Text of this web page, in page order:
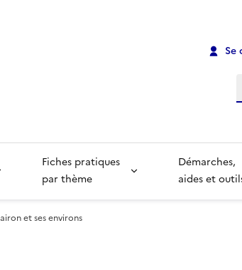
Se
Fiches pratiques
par thème
Démarches,
aides et
et ses environs